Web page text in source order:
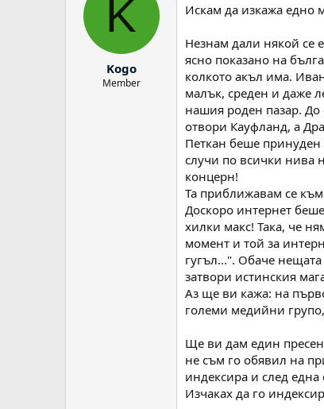
а
д
т
а
K
Kogo
Member
Искам да изкажа едно
Незнам дали някой се
ясно показано на
колкото акъл има.
малък, среден и даже
нашия роден пазар. До
отвори Кауфланд, а
Петкан беше принуден
случи по всички нива
концерн!
Та приближавам се
Доскоро интернет
хилки макс! Така, че
момент и той за
гугъл...". Обаче
затвори истинския
Аз ще ви кажа: на
големи медийни
Ще ви дам един пресен
не съм го обявил на
индексира и след
Изчаках да го